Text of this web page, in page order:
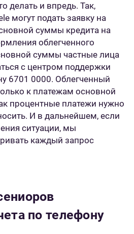
делать и впредь. Так,
могут подать заявку на
суммы кредита на
облегченного
суммы частные лица
с центром поддержки
6701 0000. Облегченный
к платежам основной
процентные платежи нужно
И в дальнейшем, если
ситуации, мы
каждый запрос
по телефону